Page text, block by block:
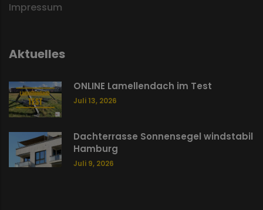
Impressum
Aktuelles
ONLINE Lamellendach im Test
Juli 13, 2026
Dachterrasse Sonnensegel windstabil
Hamburg
Juli 9, 2026